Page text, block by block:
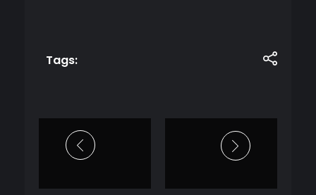
Tags: